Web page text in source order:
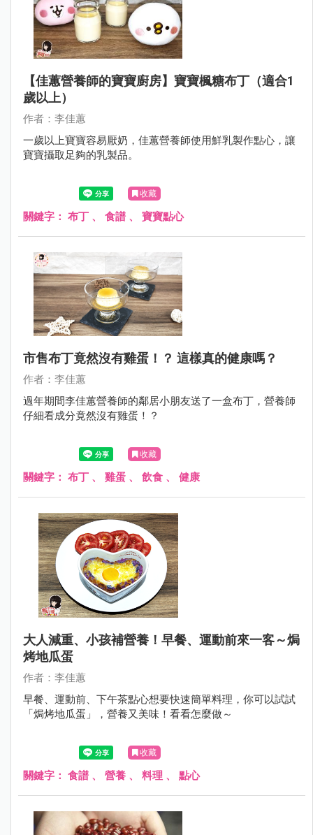
【佳蕙營養師的寶寶廚房】寶寶楓糖布丁（適合1
歲以上）
作者：李佳蕙
一歲以上寶寶容易厭奶，佳蕙營養師使用鮮乳製作點心，讓
寶寶攝取足夠的乳製品。
收藏
關鍵字： 布丁 、 食譜 、 寶寶點心
市售布丁竟然沒有雞蛋！？ 這樣真的健康嗎？
作者：李佳蕙
過年期間李佳蕙營養師的鄰居小朋友送了一盒布丁，營養師
仔細看成分竟然沒有雞蛋！？
收藏
關鍵字： 布丁 、 雞蛋 、 飲食 、 健康
大人減重、小孩補營養！早餐、運動前來一客～焗
烤地瓜蛋
作者：李佳蕙
早餐、運動前、下午茶點心想要快速簡單料理，你可以試試
「焗烤地瓜蛋」，營養又美味！看看怎麼做～
收藏
關鍵字： 食譜 、 營養 、 料理 、 點心